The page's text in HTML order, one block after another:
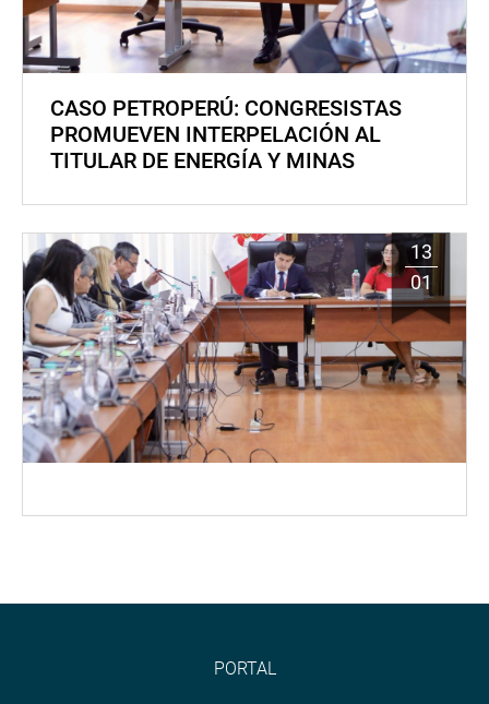
CASO PETROPERÚ: CONGRESISTAS
PROMUEVEN INTERPELACIÓN AL
TITULAR DE ENERGÍA Y MINAS
13
01
PORTAL